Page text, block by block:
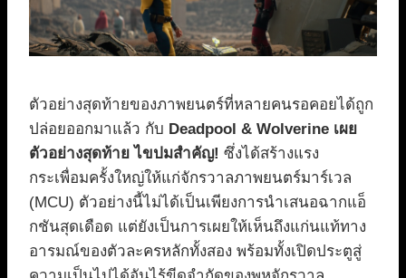
ตัวอย่างสุดท้ายของภาพยนตร์ที่หลายคนรอคอยได้ถูก
ปล่อยออกมาแล้ว กับ Deadpool & Wolverine เผย
ตัวอย่างสุดท้าย ไขปมสำคัญ! ซึ่งได้สร้างแรง
กระเพื่อมครั้งใหญ่ให้แก่จักรวาลภาพยนตร์มาร์เวล
(MCU) ตัวอย่างนี้ไม่ได้เป็นเพียงการนำเสนอฉากแอ็
กชันสุดเดือด แต่ยังเป็นการเผยให้เห็นถึงแก่นแท้ทาง
อารมณ์ของตัวละครหลักทั้งสอง พร้อมทั้งเปิดประตูสู่